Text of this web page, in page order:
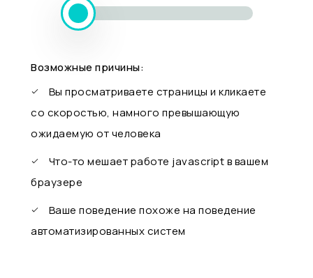
Возможные причины:
Вы просматриваете страницы и кликаете
со скоростью, намного превышающую
ожидаемую от человека
Что-то мешает работе javascript в вашем
браузере
Ваше поведение похоже на поведение
автоматизированных систем